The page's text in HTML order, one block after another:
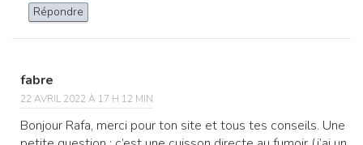
Répondre
fabre
22 AVRIL 2022 À 17 H 12 MIN
Bonjour Rafa, merci pour ton site et tous tes conseils. Une